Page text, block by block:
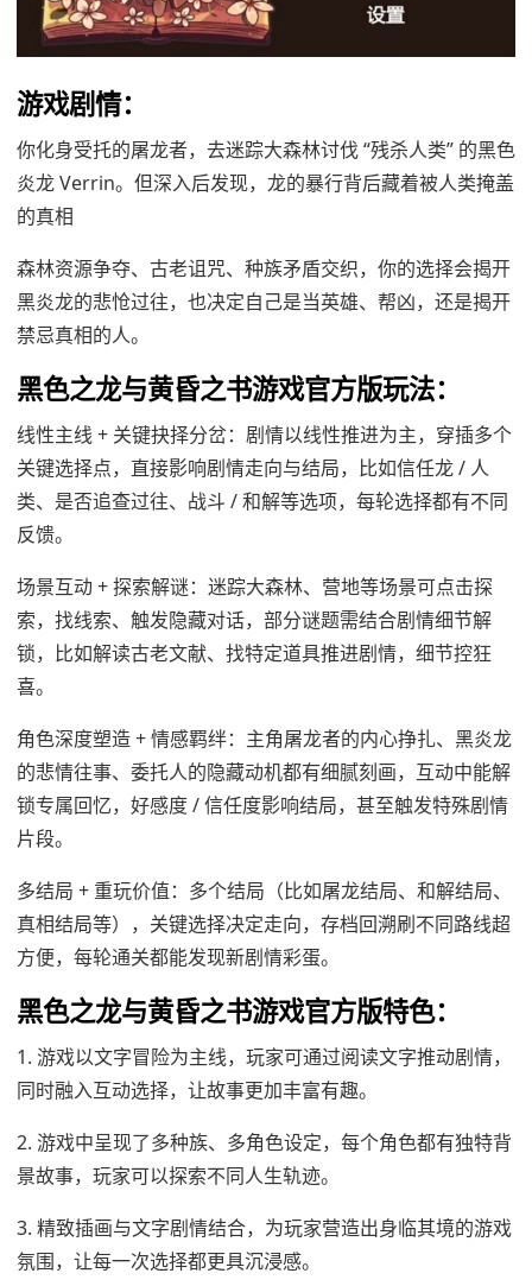
游戏剧情：
你化身受托的屠龙者，去迷踪大森林讨伐 “残杀人类” 的黑色
炎龙 Verrin。但深入后发现，龙的暴行背后藏着被人类掩盖
的真相
森林资源争夺、古老诅咒、种族矛盾交织，你的选择会揭开
黑炎龙的悲怆过往，也决定自己是当英雄、帮凶，还是揭开
禁忌真相的人。
黑色之龙与黄昏之书游戏官方版玩法：
线性主线 + 关键抉择分岔：剧情以线性推进为主，穿插多个
关键选择点，直接影响剧情走向与结局，比如信任龙 / 人
类、是否追查过往、战斗 / 和解等选项，每轮选择都有不同
反馈。
场景互动 + 探索解谜：迷踪大森林、营地等场景可点击探
索，找线索、触发隐藏对话，部分谜题需结合剧情细节解
锁，比如解读古老文献、找特定道具推进剧情，细节控狂
喜。
角色深度塑造 + 情感羁绊：主角屠龙者的内心挣扎、黑炎龙
的悲情往事、委托人的隐藏动机都有细腻刻画，互动中能解
锁专属回忆，好感度 / 信任度影响结局，甚至触发特殊剧情
片段。
多结局 + 重玩价值：多个结局（比如屠龙结局、和解结局、
真相结局等），关键选择决定走向，存档回溯刷不同路线超
方便，每轮通关都能发现新剧情彩蛋。
黑色之龙与黄昏之书游戏官方版特色：
1. 游戏以文字冒险为主线，玩家可通过阅读文字推动剧情，
同时融入互动选择，让故事更加丰富有趣。
2. 游戏中呈现了多种族、多角色设定，每个角色都有独特背
景故事，玩家可以探索不同人生轨迹。
3. 精致插画与文字剧情结合，为玩家营造出身临其境的游戏
氛围，让每一次选择都更具沉浸感。